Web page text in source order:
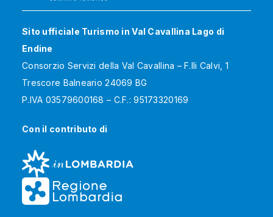
Sito ufficiale Turismo in Val Cavallina Lago di
Endine
Consorzio Servizi della Val Cavallina – F.lli Calvi, 1
Trescore Balneario 24069 BG
P.IVA 03579600168 – C.F.: 95173320169
Con il contributo di